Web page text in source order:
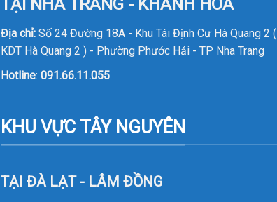
TẠI NHA TRANG - KHÁNH HÒA
Địa chỉ:Số 24 Đường 18A - Khu Tái Định Cư Hà Quang 2 (
KDT Hà Quang 2 ) - Phường Phước Hải - TP Nha Trang
Hotline:091.66.11.055
KHU VỰC TÂY NGUYÊN
TẠI ĐÀ LẠT - LÂM ĐỒNG